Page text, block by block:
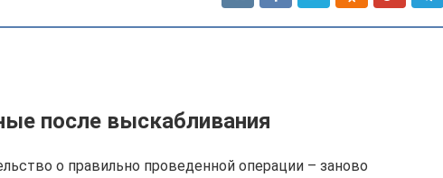
после выскабливания
о правильно проведенной операции – заново